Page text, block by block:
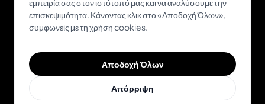
© 2026 Inkjin
Πολιτική ΑπορρήτουΌροι Χρήσης
εμπειρία σας στον ιστότοπό μας και να αναλύσουμε την
επισκεψιμότητα. Κάνοντας κλικ στο «Αποδοχή Όλων»,
συμφωνείς με τη χρήση cookies.
Αποδοχή Όλων
Απόρριψη